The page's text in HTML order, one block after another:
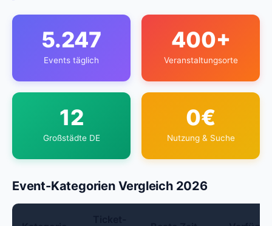
5.247
Events täglich
400+
Veranstaltungsorte
12
Großstädte DE
0€
Nutzung & Suche
Event-Kategorien Vergleich 2026